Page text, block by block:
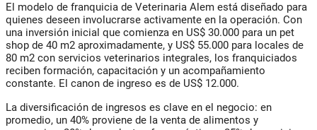
El modelo de franquicia de Veterinaria Alem está diseñado para
quienes deseen involucrarse activamente en la operación. Con
una inversión inicial que comienza en US$ 30.000 para un pet
shop de 40 m2 aproximadamente, y US$ 55.000 para locales de
80 m2 con servicios veterinarios integrales, los franquiciados
reciben formación, capacitación y un acompañamiento
constante. El canon de ingreso es de US$ 12.000.
La diversificación de ingresos es clave en el negocio: en
promedio, un 40% proviene de la venta de alimentos y